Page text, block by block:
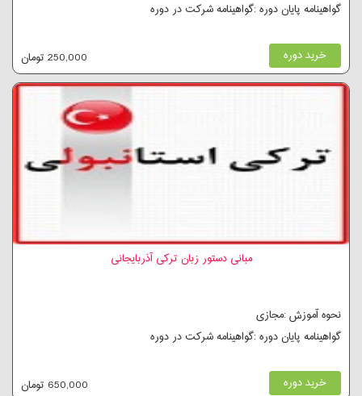
گواهینامه پایان دوره :گواهینامه شرکت در دوره
خرید دوره 250,000 تومان
مبانی دستور زبان ترکی آذربایجانی
نحوه آموزش :مجازی
گواهینامه پایان دوره :گواهینامه شرکت در دوره
خرید دوره 650,000 تومان